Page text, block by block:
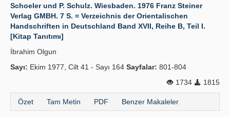
Schoeler und P. Schulz. Wiesbaden. 1976 Franz Steiner
Verlag GMBH. 7 S. = Verzeichnis der Orientalischen
Handschriften in Deutschland Band XVII, Reihe B, Teil I.
[Kitap Tanıtımı]
İbrahim Olgun
Sayı: Ekim 1977, Cilt 41 - Sayı 164 Sayfalar: 801-804
1734
1815
Özet Tam Metin PDF Benzer Makaleler